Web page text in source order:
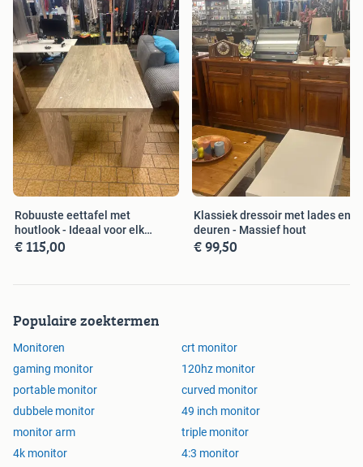
Robuuste eettafel met
houtlook - Ideaal voor elk
interieur
€ 115,00
Klassiek dressoir met lades en
deuren - Massief hout
€ 99,50
Populaire zoektermen
Monitoren
crt monitor
gaming monitor
120hz monitor
portable monitor
curved monitor
dubbele monitor
49 inch monitor
monitor arm
triple monitor
4k monitor
4:3 monitor